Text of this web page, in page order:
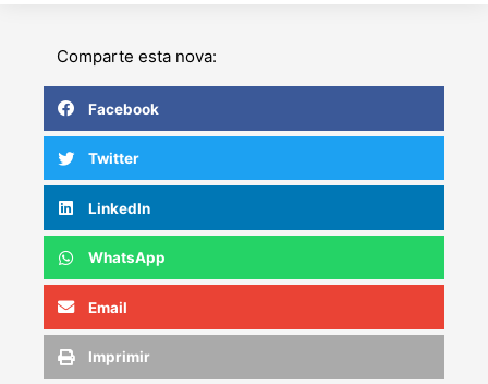
Comparte esta nova:
Facebook
Twitter
LinkedIn
WhatsApp
Email
Imprimir